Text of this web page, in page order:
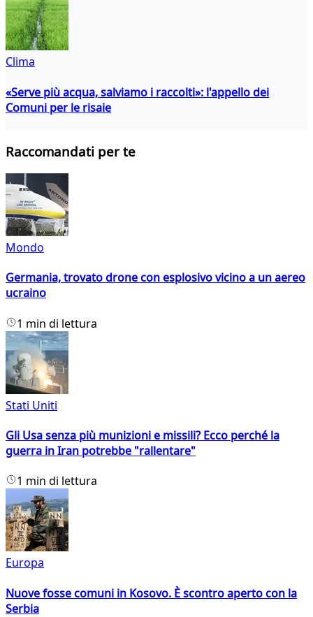
Clima
«Serve più acqua, salviamo i raccolti»: l'appello dei
Comuni per le risaie
Raccomandati per te
Mondo
Germania, trovato drone con esplosivo vicino a un aereo
ucraino
1 min di lettura
Stati Uniti
Gli Usa senza più munizioni e missili? Ecco perché la
guerra in Iran potrebbe "rallentare"
1 min di lettura
Europa
Nuove fosse comuni in Kosovo. È scontro aperto con la
Serbia